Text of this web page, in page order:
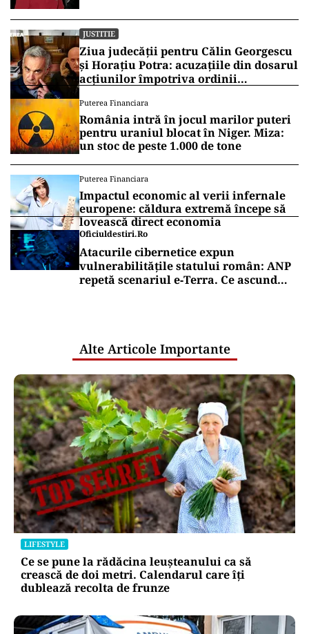
JUSTITIE
Ziua judecății pentru Călin Georgescu
și Horațiu Potra: acuzațiile din dosarul
acțiunilor împotriva ordinii
de la Înalta Curte
Puterea Financiara
România intră în jocul marilor puteri
pentru uraniul blocat în Niger. Miza:
un stoc de peste 1.000 de tone
Puterea Financiara
Impactul economic al verii infernale
europene: căldura extremă începe să
lovească direct economia
Oficiuldestiri.ro
Atacurile cibernetice expun
vulnerabilitățile statului român: ANP
repetă scenariul e‑Terra. Ce ascund
Alte Articole Importante
LIFESTYLE
Ce se pune la rădăcina leușteanului ca să
crească de doi metri. Calendarul care îți
dublează recolta de frunze